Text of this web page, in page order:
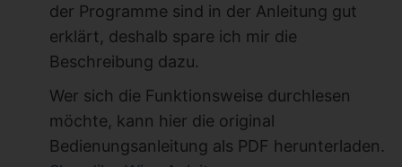
der Programme sind in der Anleitung gut
erklärt, deshalb spare ich mir die
Beschreibung dazu.
Wer sich die Funktionsweise durchlesen
möchte, kann hier die original
Bedienungsanleitung als PDF herunterladen.